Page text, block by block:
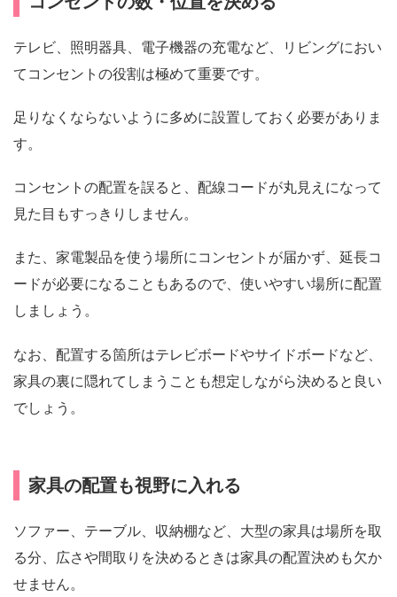
テレビ、照明器具、電子機器の充電など、リビングにおい
てコンセントの役割は極めて重要です。
足りなくならないように多めに設置しておく必要がありま
す。
コンセントの配置を誤ると、配線コードが丸見えになって
見た目もすっきりしません。
また、家電製品を使う場所にコンセントが届かず、延長コ
ードが必要になることもあるので、使いやすい場所に配置
しましょう。
なお、配置する箇所はテレビボードやサイドボードなど、
家具の裏に隠れてしまうことも想定しながら決めると良い
でしょう。
家具の配置も視野に入れる
ソファー、テーブル、収納棚など、大型の家具は場所を取
る分、広さや間取りを決めるときは家具の配置決めも欠か
せません。